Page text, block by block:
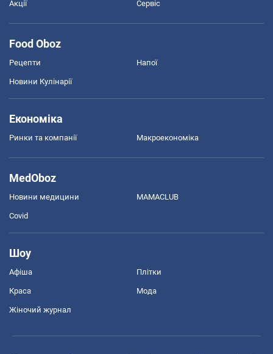
Акції Сервіс
Food Oboz
Рецепти Напої
Новини Кулінарії
Економіка
Ринки та компанії Макроекономіка
MedOboz
Новини медицини MAMACLUB
Covid
Шоу
Афіша Плітки
Краса Мода
Жіночий журнал